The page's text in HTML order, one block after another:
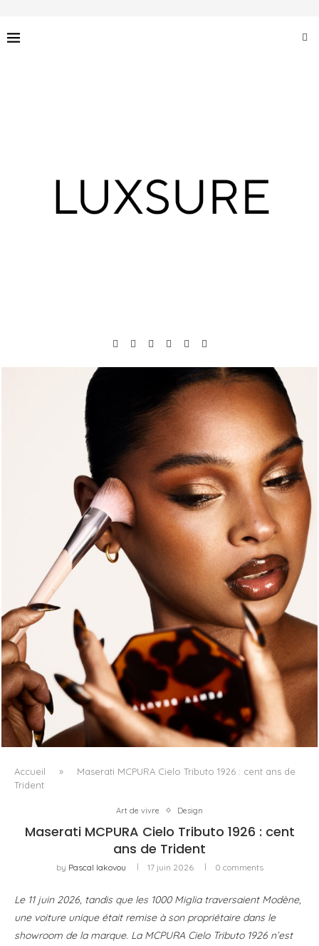
FENTY BEAUTY EXPLORE LA TEXTURE COMME LANGAGE
AVEC LE SUN STALK’R SOUFFLÉ...
Accueil »
Maserati MCPURA Cielo Tributo 1926 : cent ans de
Trident
Art de vivre Design
Maserati MCPURA Cielo Tributo 1926 : cent
ans de Trident
by Pascal Iakovou 17 juin 2026 0 comments
Le 11 juin 2026, tandis que les 1000 Miglia traversaient Modène,
une voiture unique était remise à son propriétaire dans le
showroom de la marque. La MCPURA Cielo Tributo 1926 n’est